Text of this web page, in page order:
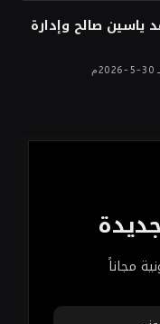
ياسين صالح وإدارة
مجاناً